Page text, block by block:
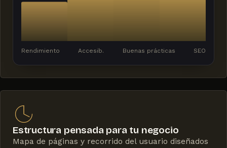
Rendimiento Accesib. Buenas prácticas SEO
Estructura pensada para tu negocio
Mapa de páginas y recorrido del usuario diseñados